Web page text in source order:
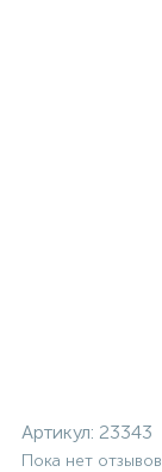
Артикул: 23343
Пока нет отзывов